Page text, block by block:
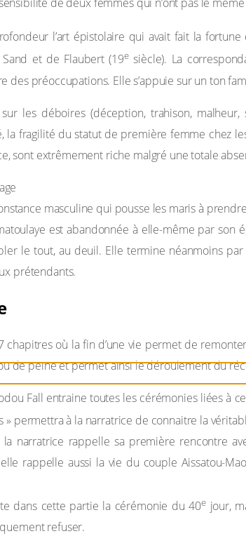
l’art épistolaire qui avait fait la
et de Flaubert (19esiècle). La
des préoccupations. Elle s’appuie sur un ton
les déboires (déception, trahison,
la fragilité du statut de première femme chez
sont extrêmement riche malgré une totale
masculine qui pousse les maris à
est abandonnée à elle-même par son
le tout, au deuil. Elle termine néanmoins
prétendants.
chapitres où la fin d’une vie permet de
de peine et permet ainsi le déroulement du
Fall entraine toutes les cérémonies liées à
» permettra à la narratrice de connaitre la
narratrice rappelle sa première rencontre
rappelle aussi la vie du couple Aissatou-
dans cette partie la cérémonie du 40ejour,
refuser.